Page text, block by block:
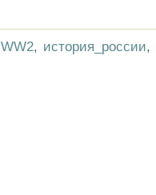
WW2, история_россии,